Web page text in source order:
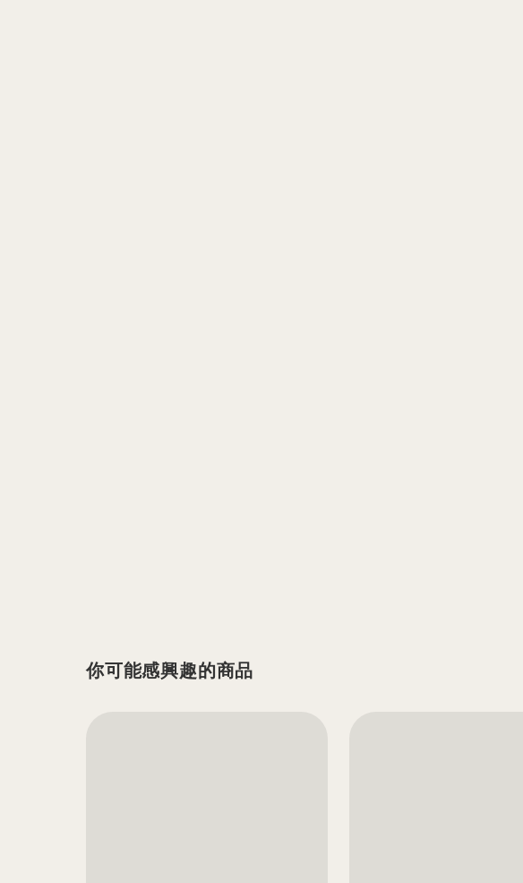
你可能感興趣的商品